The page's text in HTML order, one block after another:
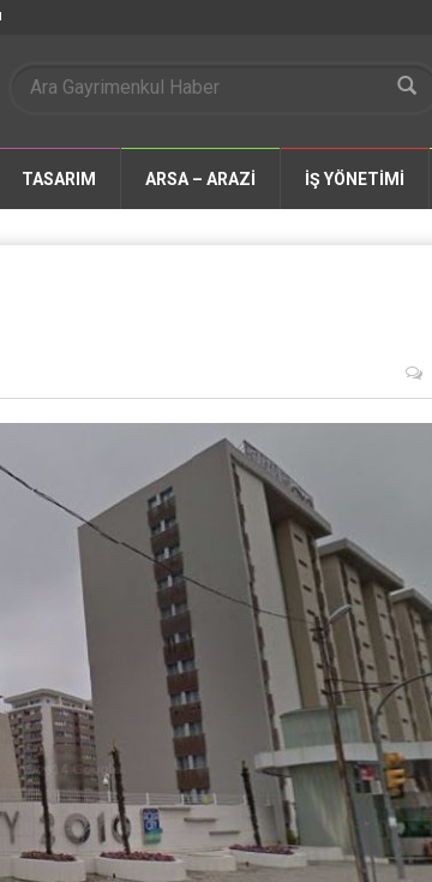
TASARIM ARSA – ARAZİ İŞ YÖNETİMİ